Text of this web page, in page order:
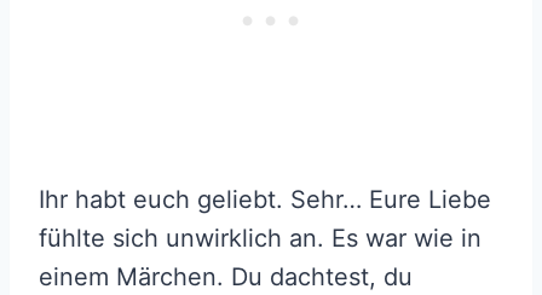
Ihr habt euch geliebt. Sehr… Eure Liebe
fühlte sich unwirklich an. Es war wie in
einem Märchen. Du dachtest, du